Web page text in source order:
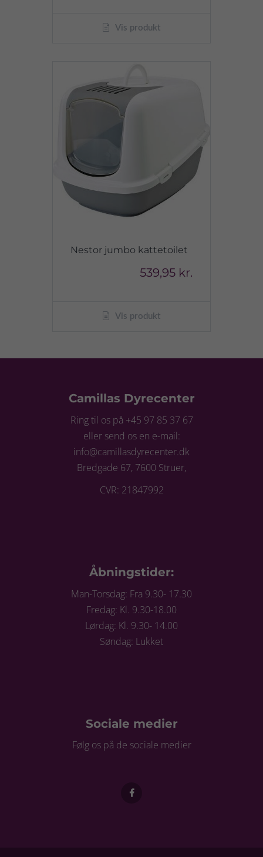
Vis produkt
Nestor jumbo kattetoilet
539,95 kr.
Vis produkt
Camillas Dyrecenter
Ring til os på +45 97 85 37 67
eller send os en e-mail:
info@camillasdyrecenter.dk
Bredgade 67, 7600 Struer,
CVR: 21847992
Åbningstider:
Man-Torsdag: Fra 9.30- 17.30
Fredag: Kl. 9.30-18.00
Lørdag: Kl. 9.30- 14.00
Søndag: Lukket
Sociale medier
Følg os på de sociale medier